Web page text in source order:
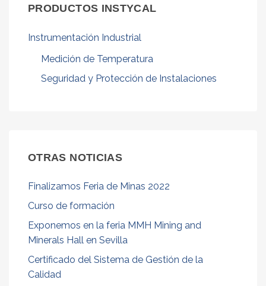
Servicios
Noticias
Noticias Instycal
Chatea con nosotros
Trabaja con nosotros
Español
PRODUCTOS INSTYCAL
Instrumentación Industrial
Medición de Temperatura
Seguridad y Protección de Instalaciones
OTRAS NOTICIAS
Finalizamos Feria de Minas 2022
Curso de formación
Exponemos en la feria MMH Mining and
Minerals Hall en Sevilla
Certificado del Sistema de Gestión de la
Calidad